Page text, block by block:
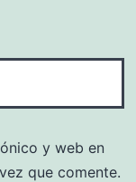
y web en
que comente.